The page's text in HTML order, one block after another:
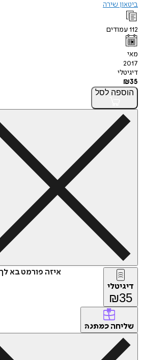
ביטאון שירה
112עמודים
מאי
2017
דיגיטלי
₪35
הוספה לסל
איזה פורמט בא
דיגיטלי
₪35
שליחה כמתנה